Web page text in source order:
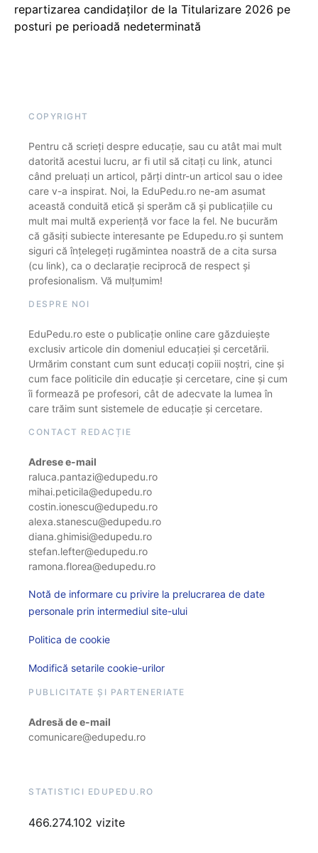
repartizarea candidaților de la Titularizare 2026 pe
posturi pe perioadă nedeterminată
COPYRIGHT
Pentru că scrieți despre educație, sau cu atât mai mult
datorită acestui lucru, ar fi util să citați cu link, atunci
când preluați un articol, părți dintr-un articol sau o idee
care v-a inspirat. Noi, la EduPedu.ro ne-am asumat
această conduită etică și sperăm că și publicațiile cu
mult mai multă experiență vor face la fel. Ne bucurăm
că găsiți subiecte interesante pe Edupedu.ro și suntem
siguri că înțelegeți rugămintea noastră de a cita sursa
(cu link), ca o declarație reciprocă de respect și
profesionalism. Vă mulțumim!
DESPRE NOI
EduPedu.ro este o publicație online care găzduiește
exclusiv articole din domeniul educației și cercetării.
Urmărim constant cum sunt educați copiii noștri, cine și
cum face politicile din educație și cercetare, cine și cum
îi formează pe profesori, cât de adecvate la lumea în
care trăim sunt sistemele de educație și cercetare.
CONTACT REDACȚIE
Adrese e-mail
raluca.pantazi@edupedu.ro
mihai.peticila@edupedu.ro
costin.ionescu@edupedu.ro
alexa.stanescu@edupedu.ro
diana.ghimisi@edupedu.ro
stefan.lefter@edupedu.ro
ramona.florea@edupedu.ro
Notă de informare cu privire la prelucrarea de date
personale prin intermediul site-ului
Politica de cookie
Modifică setarile cookie-urilor
PUBLICITATE ȘI PARTENERIATE
Adresă de e-mail
comunicare@edupedu.ro
STATISTICI EDUPEDU.RO
466.274.102 vizite